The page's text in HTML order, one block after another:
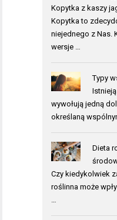
Kopytka z kaszy
Kopytka to
niejednego z Nas.
wersje …
Typy
wywołują jedną
określaną
Dieta
Czy kiedykolwiek
roślinna może
…